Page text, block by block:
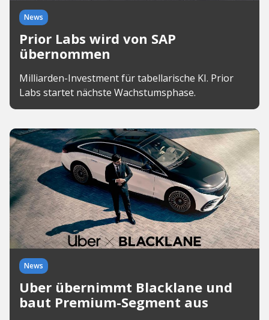
News
Prior Labs wird von SAP
übernommen
Milliarden-Investment für tabellarische KI. Prior
Labs startet nächste Wachstumsphase.
News
Uber übernimmt Blacklane und
baut Premium-Segment aus